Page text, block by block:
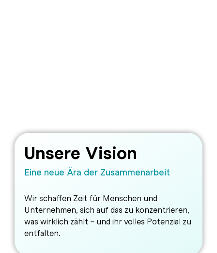
Unsere Vision
Eine neue Ära der Zusammenarbeit
Wir schaffen Zeit für Menschen und
Unternehmen, sich auf das zu konzentrieren,
was wirklich zählt – und ihr volles Potenzial zu
entfalten.